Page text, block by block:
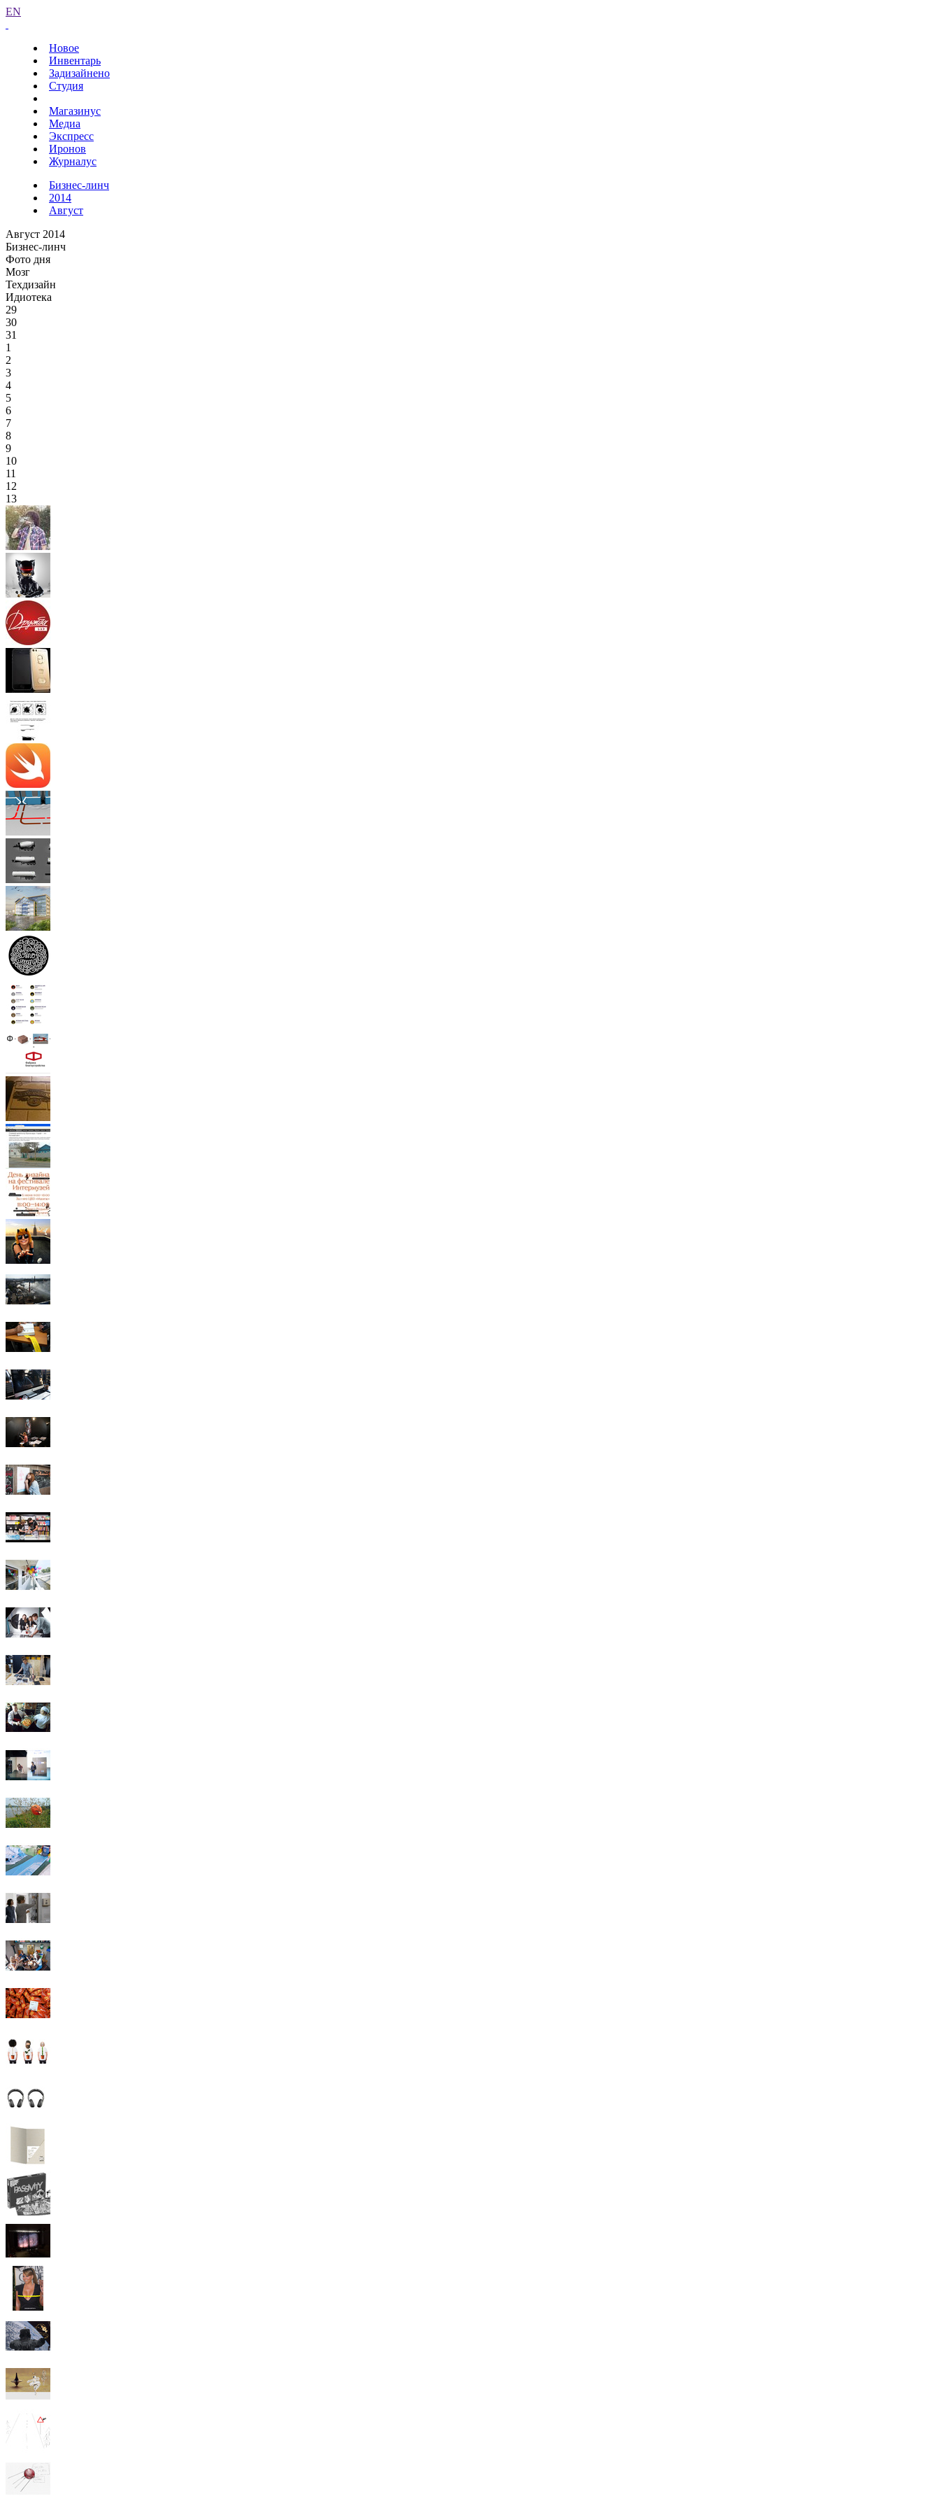
EN
Новое
Инвентарь
Задизайнено
Студия
Магазинус
Медиа
Экспресс
Иронов
Журналус
Бизнес-линч
2014
Август
Август 2014
Бизнес-линч
Фото дня
Мозг
Техдизайн
Идиотека
29
30
31
1
2
3
4
5
6
7
8
9
10
11
12
13